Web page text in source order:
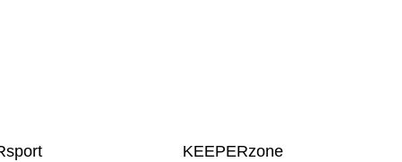
KEEPERzone